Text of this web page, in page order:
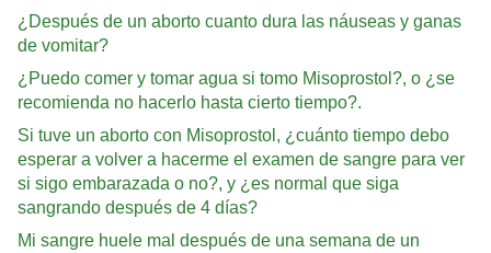
¿Después de un aborto cuanto dura las náuseas y ganas
de vomitar?
¿Puedo comer y tomar agua si tomo Misoprostol?, o ¿se
recomienda no hacerlo hasta cierto tiempo?.
Si tuve un aborto con Misoprostol, ¿cuánto tiempo debo
esperar a volver a hacerme el examen de sangre para ver
si sigo embarazada o no?, y ¿es normal que siga
sangrando después de 4 días?
Mi sangre huele mal después de una semana de un